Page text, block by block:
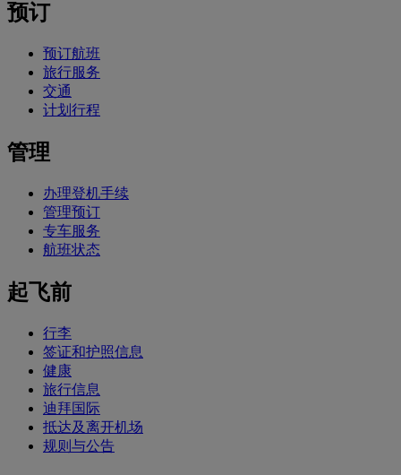
预订
预订航班
旅行服务
交通
计划行程
管理
办理登机手续
管理预订
专车服务
航班状态
起飞前
行李
签证和护照信息
健康
旅行信息
迪拜国际
抵达及离开机场
规则与公告